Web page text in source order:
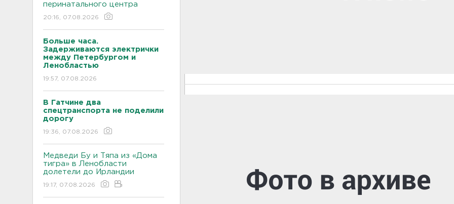
перинатального центра
20:16, 07.08.2026
Больше часа.
Задерживаются электрички
между Петербургом и
Ленобластью
19:57, 07.08.2026
В Гатчине два
спецтранспорта не поделили
дорогу
19:36, 07.08.2026
Медведи Бу и Тяпа из «Дома
тигра» в Ленобласти
долетели до Ирландии
19:17, 07.08.2026